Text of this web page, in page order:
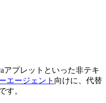
アプレットといった非テキ
エージェント 向けに、代替
す。